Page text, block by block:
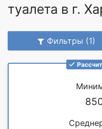
туалета в г.
Фильтры (1)